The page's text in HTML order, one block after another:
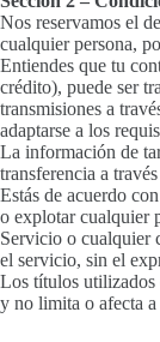
Nos reservamos el
cualquier persona,
Entiendes que tu
crédito), puede ser
transmisiones a
adaptarse a los
La información de
transferencia a
Estás de acuerdo
o explotar cualquier
Servicio o cualquier
el servicio, sin el
Los títulos utilizados
y no limita o afecta